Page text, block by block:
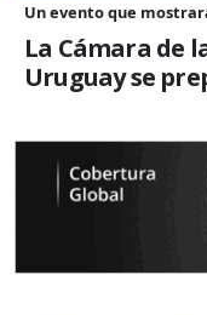
Un evento que
La Cámara de
Uruguay se